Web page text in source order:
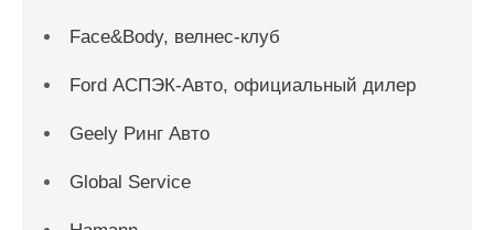
Face&Body, велнес-клуб
Ford АСПЭК-Авто, официальный дилер
Geely Ринг Авто
Global Service